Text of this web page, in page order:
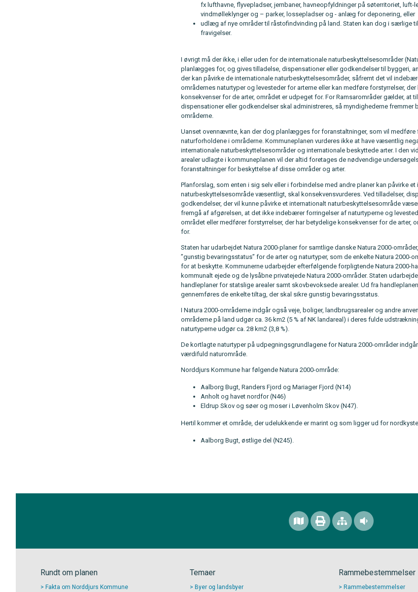
fx lufthavne, flyvepladser, jernbaner, havneopfyldninger på søterritoriet, luft-
vindmølleklynger og – parker, lossepladser og - anlæg for deponering, eller
udlæg af nye områder til råstofindvinding på land. Staten kan dog i særlige
fravigelser.
I øvrigt må der ikke, i eller uden for de internationale naturbeskyttelsesområder
planlægges for, og gives tilladelse, dispensationer eller godkendelser til byggeri,
der kan påvirke de internationale naturbeskyttelsesområder, såfremt det vil
områdernes naturtyper og levesteder for arterne eller kan medføre forstyrrelser,
konsekvenser for de arter, området er udpeget for. For Ramsarområder gælder, at
dispensationer eller godkendelser skal administreres, så myndighederne fremmer
områderne.
Uanset ovennævnte, kan der dog planlægges for foranstaltninger, som vil medføre
naturforholdene i områderne. Kommuneplanen vurderes ikke at have væsentlig
internationale naturbeskyttelsesområder og internationale beskyttede arter. I den
arealer udlagte i kommuneplanen vil der altid foretages de nødvendige
foranstaltninger for beskyttelse af disse områder og arter.
Planforslag, som enten i sig selv eller i forbindelse med andre planer kan påvirke et
naturbeskyttelsesområde væsentligt, skal konsekvensvurderes. Ved tilladelser,
godkendelser, der vil kunne påvirke et internationalt naturbeskyttelsesområde
fremgå af afgørelsen, at det ikke indebærer forringelser af naturtyperne og
området eller medfører forstyrrelser, der har betydelige konsekvenser for de arter,
for.
Staten har udarbejdet Natura 2000-planer for samtlige danske Natura 2000-
”gunstig bevaringsstatus” for de arter og naturtyper, som de enkelte Natura 2000-
for at beskytte. Kommunerne udarbejder efterfølgende forpligtende Natura 2000-
kommunalt ejede og de lysåbne privatejede Natura 2000-områder. Staten
handleplaner for statslige arealer samt skovbevoksede arealer. Ud fra
gennemføres de enkelte tiltag, der skal sikre gunstig bevaringsstatus.
I Natura 2000-områderne indgår også veje, boliger, landbrugsarealer og andre
områderne på land udgør ca. 36 km2 (5 % af NK landareal) i deres fulde
naturtyperne udgør ca. 28 km2 (3,8 %).
De kortlagte naturtyper på udpegningsgrundlagene for Natura 2000-områder
værdifuld naturområde.
Norddjurs Kommune har følgende Natura 2000-område:
Aalborg Bugt, Randers Fjord og Mariager Fjord (N14)
Anholt og havet nordfor (N46)
Eldrup Skov og søer og moser i Løvenholm Skov (N47).
Hertil kommer et område, der udelukkende er marint og som ligger ud for
Aalborg Bugt, østlige del (N245).
Rundt om planen
Fakta om Norddjurs Kommune
Temaer
Byer og landsbyer
Rammebestemmelser
Rammebestemmelser